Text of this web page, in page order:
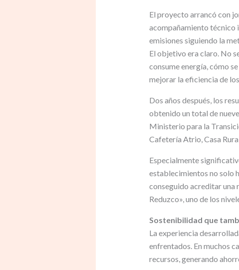
El proyecto arrancó con
acompañamiento técnico
emisiones siguiendo la
El objetivo era claro. No
consume energía, cómo
mejorar la eficiencia de
Dos años después, los
obtenido un total de
Ministerio para la
Cafetería Atrio, Casa
Especialmente
establecimientos no solo
conseguido acreditar una
Reduzco», uno de los
Sostenibilidad que
La experiencia
enfrentados. En muchos
recursos, generando